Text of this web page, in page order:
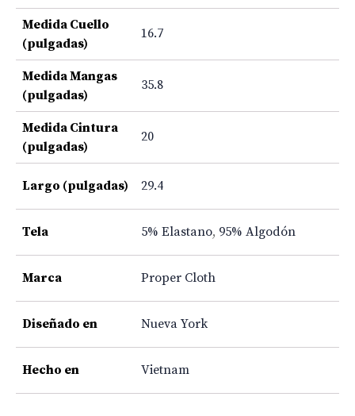
Medida Cuello
(pulgadas)
16.7
Medida Mangas
(pulgadas)
35.8
Medida Cintura
(pulgadas)
20
Largo (pulgadas) 29.4
Tela 5% Elastano, 95% Algodón
Marca Proper Cloth
Diseñado en Nueva York
Hecho en Vietnam